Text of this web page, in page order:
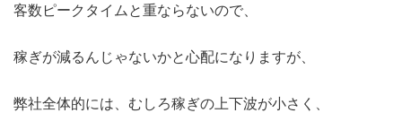
客数ピークタイムと重ならないので、
稼ぎが減るんじゃないかと心配になりますが、
弊社全体的には、むしろ稼ぎの上下波が小さく、